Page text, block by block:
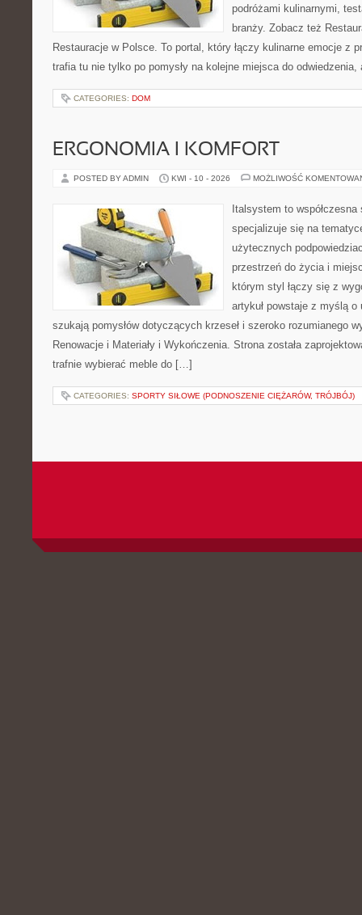
podróżami kulinarnymi,
branży. Zobacz też
Restauracje w Polsce. To portal, który łączy kulinarne emocje z
trafia tu nie tylko po pomysły na kolejne miejsca do
CATEGORIES: DOM
ERGONOMIA I KOMFORT
POSTED BY ADMIN KWI - 10 - 2026 MOŻLIWOŚĆ
Italsystem to
specjalizuje się na
użytecznych
przestrzeń do życia i
którym styl łączy się z
artykuł powstaje z myślą
szukają pomysłów dotyczących krzeseł i szeroko rozumianego
Renowacje i Materiały i Wykończenia. Strona została
trafnie wybierać meble do […]
CATEGORIES: SPORTY SIŁOWE (PODNOSZENIE CIĘŻARÓW, TRÓJBÓJ)